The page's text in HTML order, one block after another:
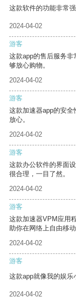
这款软件的功能非常
2024-04-02
游客
这款app的售后服务
够放心购物。
2024-04-02
游客
这款加速器app的安
放心。
2024-04-02
游客
这款办公软件的界面
很合理，一目了然。
2024-04-02
游客
这款加速器VPM应用
助你在网络上自由移动
2024-04-02
游客
这款app就像我的娱乐
2024-04-02